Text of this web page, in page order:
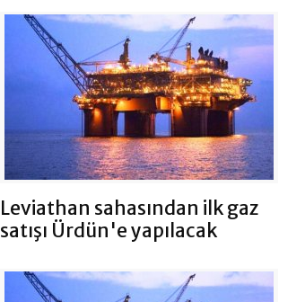
Leviathan sahasından ilk gaz
satışı Ürdün'e yapılacak